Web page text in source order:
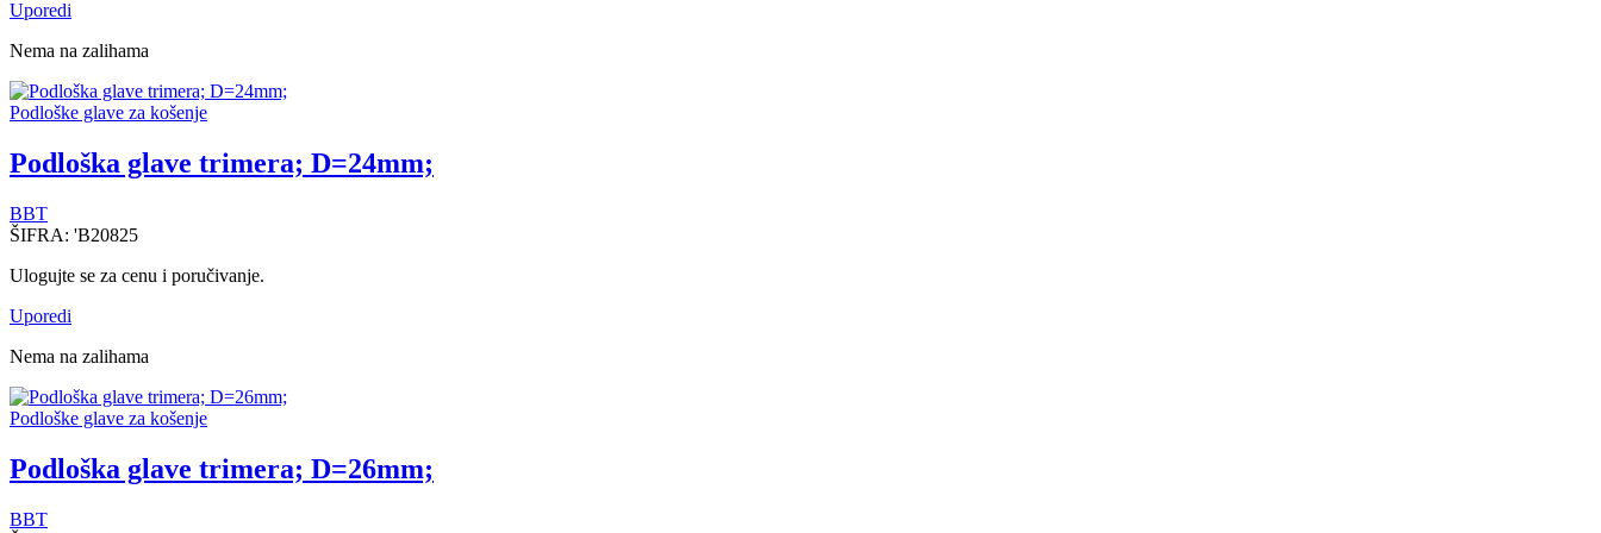
Uporedi
Nema na zalihama
Podloške glave za košenje
Podloška glave trimera; D=24mm;
BBT
ŠIFRA: 'B20825
Ulogujte se za cenu i poručivanje.
Uporedi
Nema na zalihama
Podloške glave za košenje
Podloška glave trimera; D=26mm;
BBT